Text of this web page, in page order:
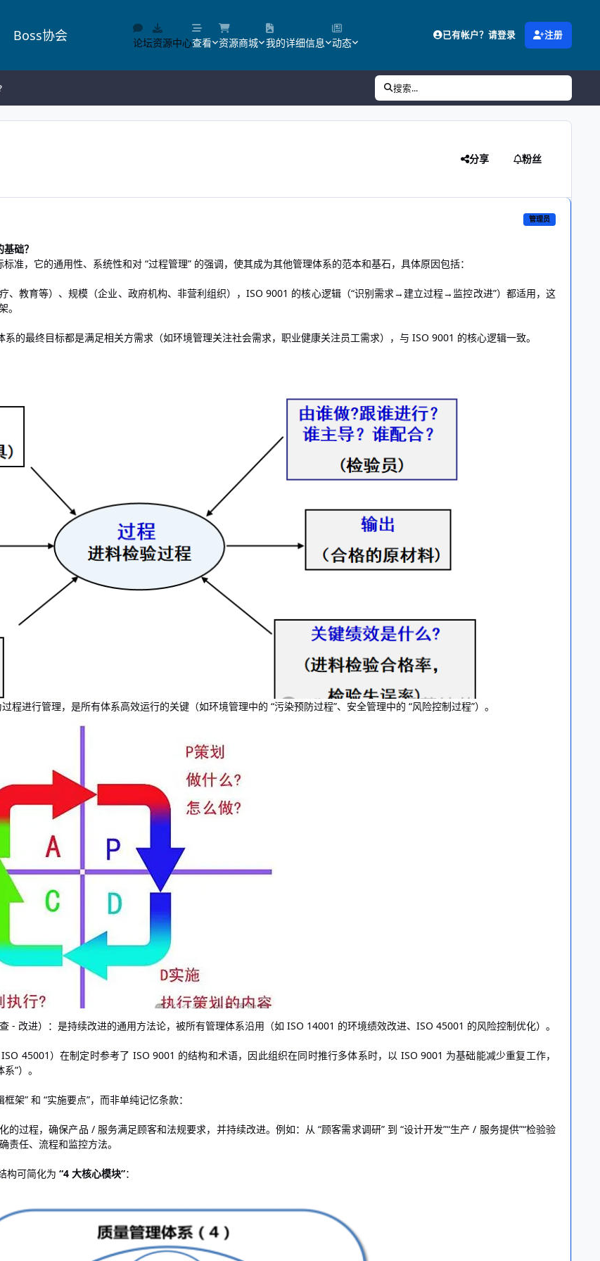
Boss协会 论坛资源中心查看 资源商城 我的详细信息 动态
已有帐户？请登录 注册
搜索...
分享 粉丝
管理员
础？
准，它的通用性、系统性和对 “过程管理” 的强调，使其成为其他管理体系的范本和基石，具体原因包括：
、教育等）、规模（企业、政府机构、非营利组织），ISO 9001 的核心逻辑（“识别需求→建立过程→监控改进”）都适用，这
。
系的最终目标都是满足相关方需求（如环境管理关注社会需求，职业健康关注员工需求），与 ISO 9001 的核心逻辑一致。
程进行管理，是所有体系高效运行的关键（如环境管理中的 “污染预防过程”、安全管理中的 “风险控制过程”）。
- 改进）：是持续改进的通用方法论，被所有管理体系沿用（如 ISO 14001 的环境绩效改进、ISO 45001 的风险控制优化）。
45001）在制定时参考了 ISO 9001 的结构和术语，因此组织在同时推行多体系时，以 ISO 9001 为基础能减少重复工作，
”）。
架” 和 “实施要点”，而非单纯记忆条款：
的过程，确保产品 / 服务满足顾客和法规要求，并持续改进。例如：从 “顾客需求调研” 到 “设计开发”“生产 / 服务提供”“检验验
责任、流程和监控方法。
构可简化为 “4 大核心模块”：